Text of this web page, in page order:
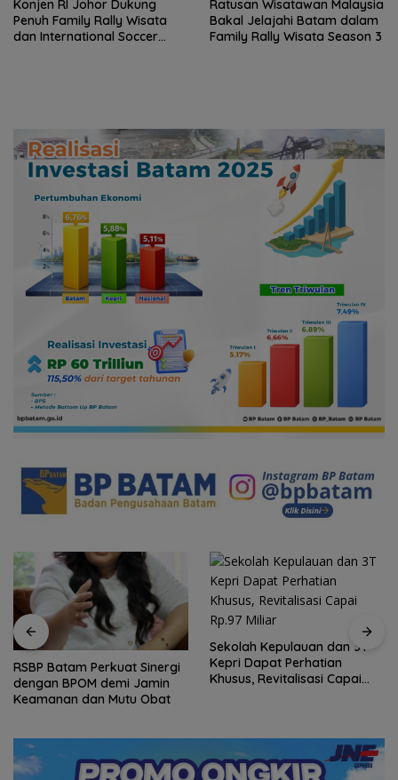
Konjen RI Johor Dukung
Penuh Family Rally Wisata
dan International Soccer
Ratusan Wisatawan Malaysia
Bakal Jelajahi Batam dalam
Family Rally Wisata Season 3
RSBP Batam Perkuat Sinergi
dengan BPOM demi Jamin
Keamanan dan Mutu Obat
Sekolah Kepulauan dan 3T
Kepri Dapat Perhatian
Khusus, Revitalisasi Capai